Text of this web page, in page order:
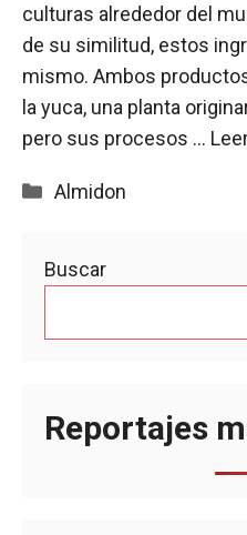
culturas alrededor del
de su similitud, estos
mismo. Ambos
la yuca, una planta
pero sus procesos …
Categorías
Almidon
Buscar
Reportajes